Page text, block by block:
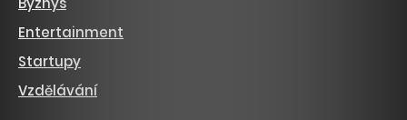
Entertainment
Startupy
Vzdělávání